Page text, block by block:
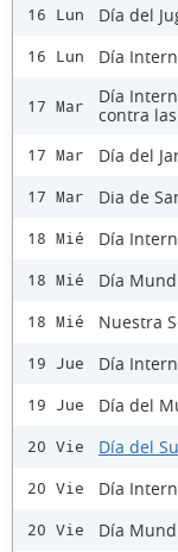
16 Lun Día del
16 Lun Día
17 Mar
Día
contra
17 Mar Día del
17 Mar Dia de
18 Mié Día
18 Mié Día
18 Mié Nuestra
19 Jue Día
19 Jue Día del
20 Vie Día del
20 Vie Día
20 Vie Día